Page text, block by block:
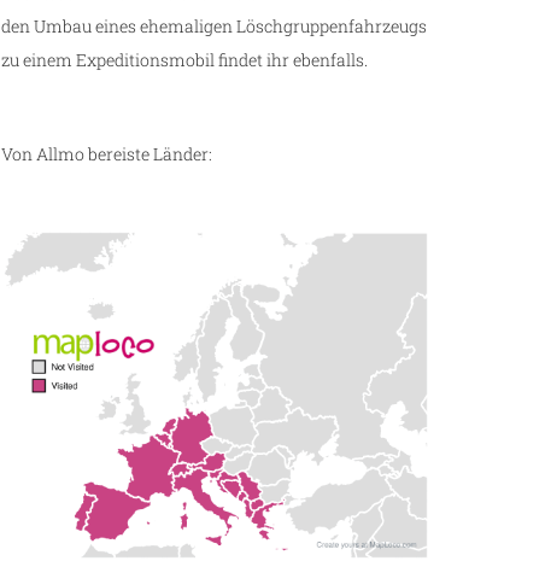
den Umbau eines ehemaligen Löschgruppenfahrzeugs
zu einem Expeditionsmobil findet ihr ebenfalls.
Von Allmo bereiste Länder: